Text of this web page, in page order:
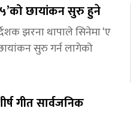
५’को छायांकन सुरु हुने
झरना थापाले सिनेमा ‘ए
सुरु गर्न लागेको
गीत सार्वजनिक